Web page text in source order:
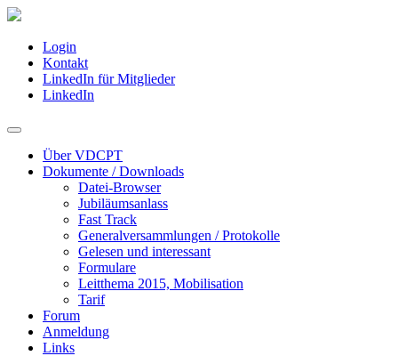
Login
Kontakt
LinkedIn für Mitglieder
LinkedIn
Über VDCPT
Dokumente / Downloads
Datei-Browser
Jubiläumsanlass
Fast Track
Generalversammlungen / Protokolle
Gelesen und interessant
Formulare
Leitthema 2015, Mobilisation
Tarif
Forum
Anmeldung
Links